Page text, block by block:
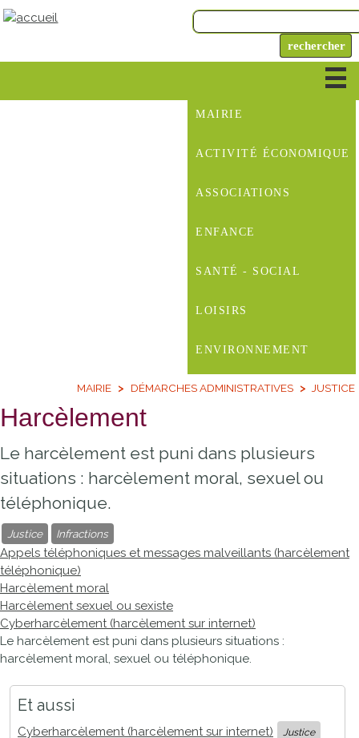
MAIRIE
ACTIVITÉ ÉCONOMIQUE
ASSOCIATIONS
ENFANCE
SANTÉ - SOCIAL
LOISIRS
ENVIRONNEMENT
MAIRIE DÉMARCHES ADMINISTRATIVES JUSTICE
Harcèlement
Le harcèlement est puni dans plusieurs
situations : harcèlement moral, sexuel ou
téléphonique.
Justice Infractions
Appels téléphoniques et messages malveillants (harcèlement
téléphonique)
Harcèlement moral
Harcèlement sexuel ou sexiste
Cyberharcèlement (harcèlement sur internet)
Le harcèlement est puni dans plusieurs situations :
harcèlement moral, sexuel ou téléphonique.
Et aussi
Cyberharcèlement (harcèlement sur internet) Justice